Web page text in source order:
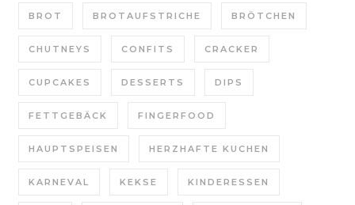
BROT BROTAUFSTRICHE BRÖTCHEN
CHUTNEYS CONFITS CRACKER
CUPCAKES DESSERTS DIPS
FETTGEBÄCK FINGERFOOD
HAUPTSPEISEN HERZHAFTE KUCHEN
KARNEVAL KEKSE KINDERESSEN